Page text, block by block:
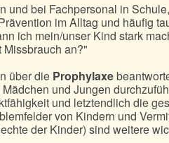
und bei Fachpersonal in
im Alltag und häufig
ich mein/unser Kind stark
Missbrauch an?"
über die Prophylaxe
und Jungen
und letztendlich die
von Kindern und
der Kinder) sind weitere